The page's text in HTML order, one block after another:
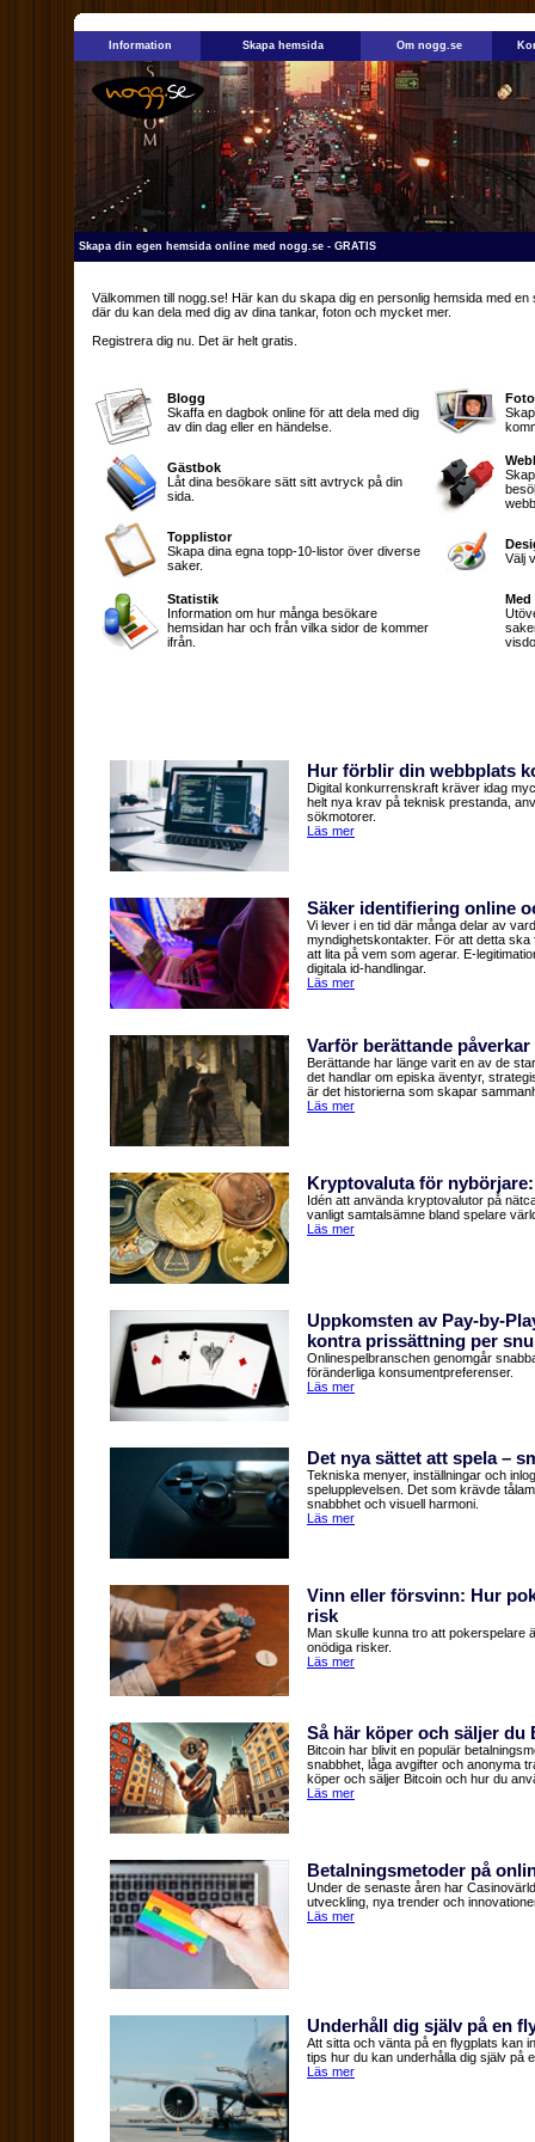
Information Skapa hemsida Om nogg.se
Skapa din egen hemsida online med nogg.se - GRATIS
Välkommen till nogg.se! Här kan du skapa dig en personlig hemsida med en
där du kan dela med dig av dina tankar, foton och mycket mer.
Registrera dig nu. Det är helt gratis.
Blogg
Skaffa en dagbok online för att dela med dig
av din dag eller en händelse.
Gästbok
Låt dina besökare sätt sitt avtryck på din
sida.
Topplistor
Skapa dina egna topp-10-listor över diverse
saker.
Välj
Statistik
Information om hur många besökare
hemsidan har och från vilka sidor de kommer
ifrån.
Med
Hur förblir din webbplats
Digital konkurrenskraft kräver idag
helt nya krav på teknisk prestanda,
sökmotorer.
Läs mer
Säker identifiering online
Vi lever i en tid där många delar av
myndighetskontakter. För att detta
att lita på vem som agerar. E-
digitala id-handlingar.
Läs mer
Varför berättande
Berättande har länge varit en av de
det handlar om episka äventyr,
är det historierna som skapar
Läs mer
Kryptovaluta för
Idén att använda kryptovalutor på
vanligt samtalsämne bland spelare
Läs mer
Uppkomsten av Pay-by-
kontra prissättning per
Onlinespelbranschen genomgår
föränderliga konsumentpreferenser.
Läs mer
Det nya sättet att spela –
Tekniska menyer, inställningar och
spelupplevelsen. Det som krävde
snabbhet och visuell harmoni.
Läs mer
Vinn eller försvinn: Hur
risk
Man skulle kunna tro att pokerspelare
onödiga risker.
Läs mer
Så här köper och säljer
Bitcoin har blivit en populär
snabbhet, låga avgifter och anonyma
köper och säljer Bitcoin och hur du
Läs mer
Betalningsmetoder på
Under de senaste åren har
utveckling, nya trender och
Läs mer
Underhåll dig själv på en
Att sitta och vänta på en flygplats kan
tips hur du kan underhålla dig själv på
Läs mer